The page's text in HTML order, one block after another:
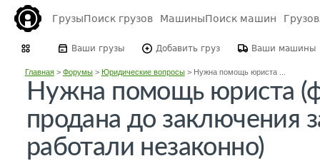
ГрузыПоиск грузов МашиныПоиск машин
Ваши грузы Добавить груз Ваши машины
Главная> Форумы> Юридические вопросы> Нужна помощь юриста ...
Нужна помощь юриста
продана до заключения
работали незаконно)